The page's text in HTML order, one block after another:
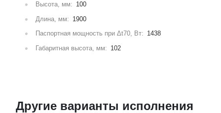
Высота, мм: 100
Длина, мм: 1900
Паспортная мощность при Δt70, Вт: 1438
Габаритная высота, мм: 102
Другие варианты исполнения